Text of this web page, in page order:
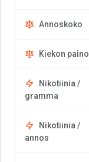
Annoskoko
Kiekon paino
Nikotiinia /
gramma
Nikotiinia /
annos